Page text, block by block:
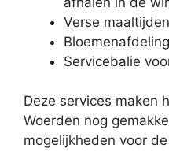
Verse
Bloemenafdeling
Servicebalie
Deze services maken
Woerden nog
mogelijkheden voor